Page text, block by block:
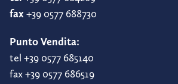
fax+39 0577 688730
Punto Vendita:
tel +39 0577 685140
fax +39 0577 686519